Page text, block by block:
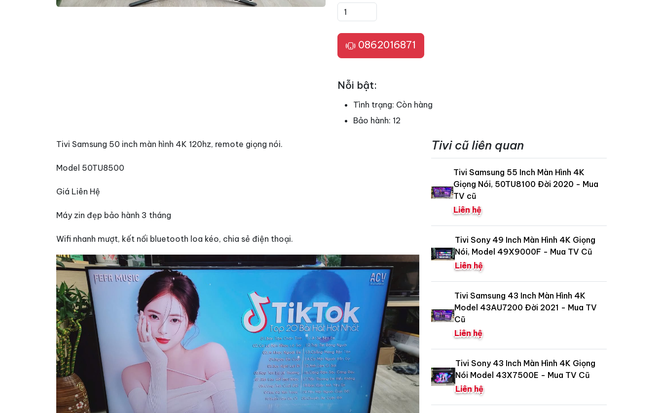
0862016871
Nỗi bật:
Tình trạng: Còn hàng
Bảo hành: 12
Tivi Samsung 50 inch màn hình 4K 120hz, remote giọng nói.
Model 50TU8500
Giá Liên Hệ
Máy zin đẹp bảo hành 3 tháng
Wifi nhanh mượt, kết nối bluetooth loa kéo, chia sẻ điện thoại.
Tivi cũ liên quan
Tivi Samsung 55 Inch Màn Hình 4K
Giọng Nói, 50TU8100 Đời 2020 - Mua
TV cũ
Liên hệ
Tivi Sony 49 Inch Màn Hình 4K Giọng
Nói, Model 49X9000F - Mua TV Cũ
Liên hệ
Tivi Samsung 43 Inch Màn Hình 4K
Model 43AU7200 Đời 2021 - Mua TV
Cũ
Liên hệ
Tivi Sony 43 Inch Màn Hình 4K Giọng
Nói Model 43X7500E - Mua TV Cũ
Liên hệ